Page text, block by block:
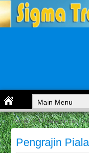
Home » Uncategorized »
Pengrajin